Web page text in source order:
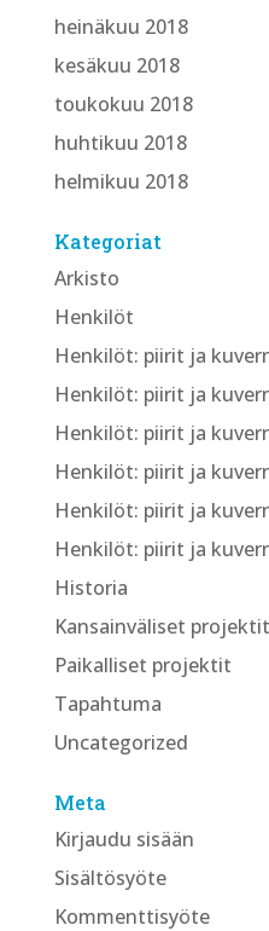
heinäkuu 2018
kesäkuu 2018
toukokuu 2018
huhtikuu 2018
helmikuu 2018
Kategoriat
Arkisto
Henkilöt
Henkilöt: piirit ja
Henkilöt: piirit ja
Henkilöt: piirit ja
Henkilöt: piirit ja
Henkilöt: piirit ja
Henkilöt: piirit ja
Historia
Kansainväliset projektit
Paikalliset projektit
Tapahtuma
Uncategorized
Meta
Kirjaudu sisään
Sisältösyöte
Kommenttisyöte